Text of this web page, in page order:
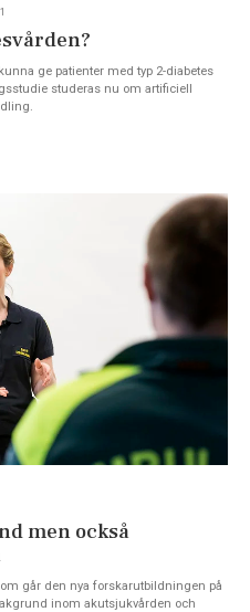
ge patienter med typ 2-diabetes
studeras nu om artificiell
men också
går den nya forskarutbildningen på
inom akutsjukvården och